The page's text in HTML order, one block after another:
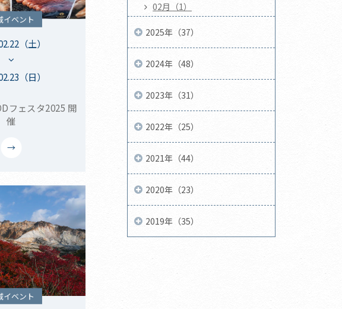
イベント
（土）
（日）
フェスタ2025 開
催
イベント
02月（1）
2025年（37）
2024年（48）
2023年（31）
2022年（25）
2021年（44）
2020年（23）
2019年（35）